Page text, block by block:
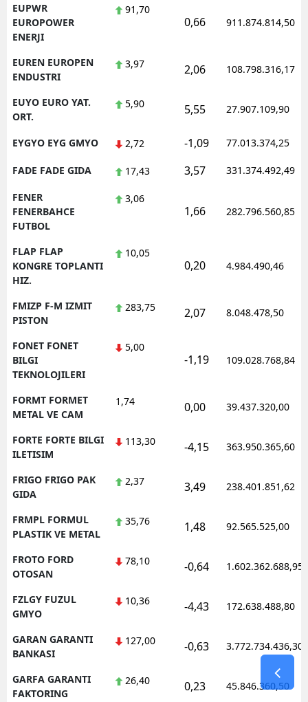
EUPWR
EUROPOWER
ENERJI
91,70
0,66 911.874.814,50
EUREN EUROPEN
ENDUSTRI
3,97 2,06 108.798.316,17
EUYO EURO YAT.
ORT.
5,90 5,55 27.907.109,90
EYGYO EYG GMYO 2,72 -1,09 77.013.374,25
FADE FADE GIDA 17,43 3,57 331.374.492,49
FENER
FENERBAHCE
FUTBOL
3,06
1,66 282.796.560,85
FLAP FLAP
KONGRE TOPLANTI
HIZ.
10,05
0,20 4.984.490,46
FMIZP F-M IZMIT
PISTON
283,75 2,07 8.048.478,50
FONET FONET
BILGI
TEKNOLOJILERI
5,00
-1,19 109.028.768,84
FORMT FORMET
METAL VE CAM
1,74 0,00 39.437.320,00
FORTE FORTE BILGI
ILETISIM
113,30 -4,15 363.950.365,60
FRIGO FRIGO PAK
GIDA
2,37 3,49 238.401.851,62
FRMPL FORMUL
PLASTIK VE METAL
35,76 1,48 92.565.525,00
FROTO FORD
OTOSAN
78,10 -0,64 1.602.362.688,95
FZLGY FUZUL
GMYO
10,36 -4,43 172.638.488,80
GARAN GARANTI
BANKASI
127,00 -0,63 3.772.734.436,30
GARFA GARANTI
FAKTORING
26,40 0,23 45.846.360,50